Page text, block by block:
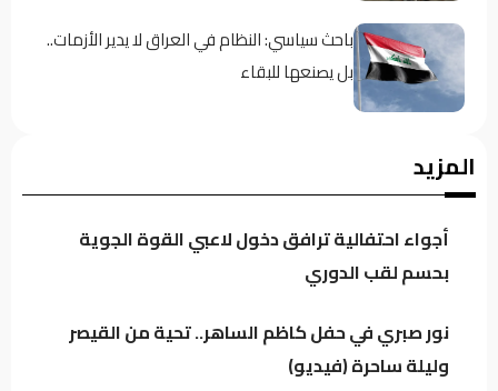
باحث سياسي: النظام في العراق لا يدير الأزمات..
بل يصنعها للبقاء
الموسوي: الكتل السياسية تتجه لدعم محدود
للحكومة خشية تعاظم نفوذها
العراق يتجه لتنظيم أرباح مؤثري “تيك توك”
المزيد
أجواء احتفالية ترافق دخول لاعبي القوة الجوية
بحسم لقب الدوري
نور صبري في حفل كاظم الساهر.. تحية من القيصر
وليلة ساحرة (فيديو)